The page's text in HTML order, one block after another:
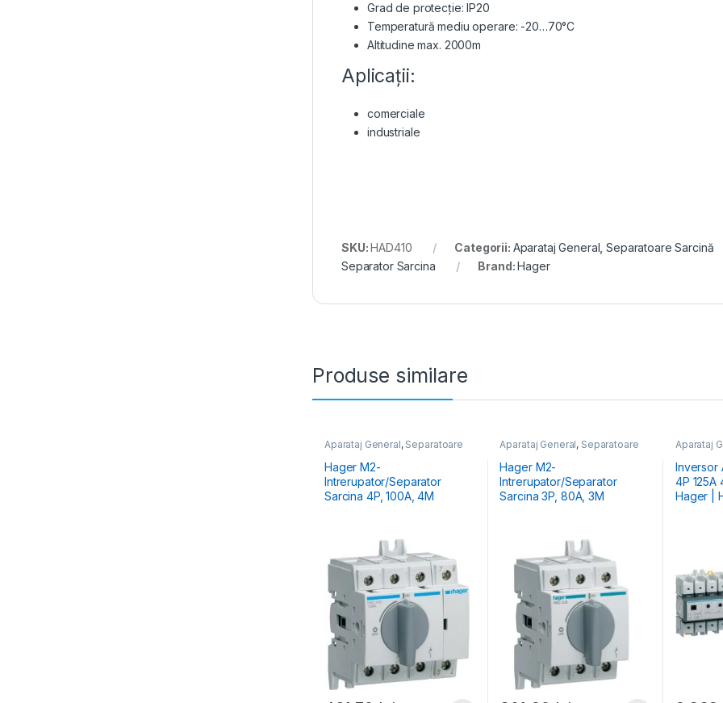
Grad de protecție: IP20
Temperatură mediu operare: -20…70°C
Altitudine max. 2000m
Aplicații:
comerciale
industriale
SKU:HAD410 Categorii: Aparataj General,Separatoare Sarcină
Separator Sarcina
Brand:Hager
Produse similare
Aparataj General, Separatoare
Sarcină
Hager M2-
Intrerupator/Separator
Sarcina 4P, 100A, 4M
Aparataj General, Separatoare
Sarcină
Hager M2-
Intrerupator/Separator
Sarcina 3P, 80A, 3M
Aparataj
Sursă
Inversor
4P 125A
Hager |